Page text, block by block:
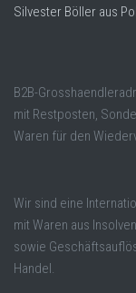
Silvester Böller aus
B2B-
mit Restposten,
Waren für den
Wir sind eine
mit Waren aus
sowie
Handel.